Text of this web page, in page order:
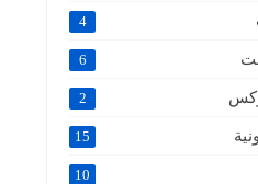
4
6
2
15
10